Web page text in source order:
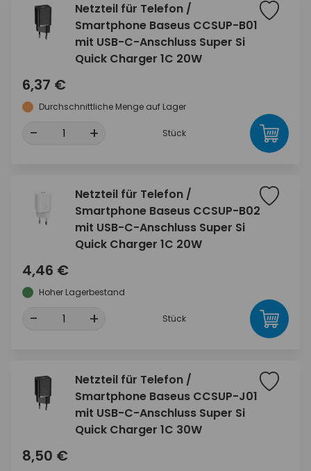
Netzteil für Telefon /
Smartphone Baseus CCSUP-B01
mit USB-C-Anschluss Super Si
Quick Charger 1C 20W
6,37 €
Durchschnittliche Menge auf Lager
- + Stück
Netzteil für Telefon /
Smartphone Baseus CCSUP-B02
mit USB-C-Anschluss Super Si
Quick Charger 1C 20W
4,46 €
Hoher Lagerbestand
- + Stück
Netzteil für Telefon /
Smartphone Baseus CCSUP-J01
mit USB-C-Anschluss Super Si
Quick Charger 1C 30W
8,50 €